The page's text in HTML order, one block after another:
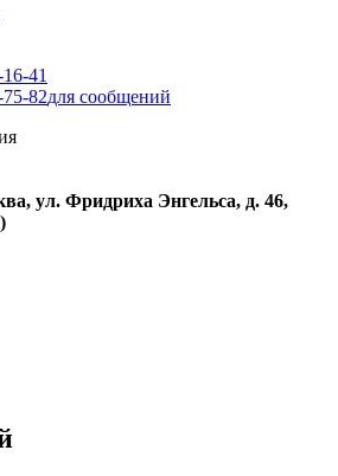
41
82для сообщений
ул. Фридриха Энгельса, д. 46,